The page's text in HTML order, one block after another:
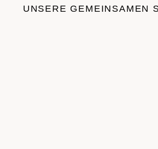
UNSERE GEMEINSAMEN